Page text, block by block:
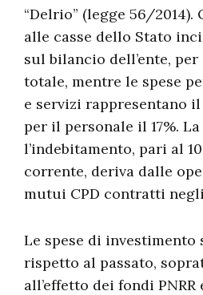
“Delrio” (legge 56/
alle casse dello Stato
sul bilancio dell’ente,
totale, mentre le spese
e servizi rappresentano il
per il personale il 17%.
l’indebitamento, pari al
corrente, deriva dalle
mutui CPD contratti
Le spese di investimento
rispetto al passato,
all’effetto dei fondi PNRR